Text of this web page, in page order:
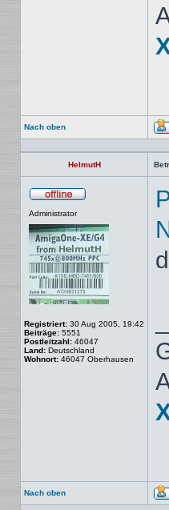
Nach oben
HelmutH
Administrator
Registriert: 30 Aug 2005, 19:42
Beiträge: 5551
Postleitzahl: 46047
Land: Deutschland
Wohnort: 46047 Oberhausen
Nach oben